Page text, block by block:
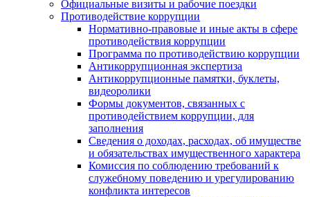
Официальные визиты и рабочие поездки
Противодействие коррупции
Нормативно-правовые и иные акты в сфере
противодействия коррупции
Программа по противодействию коррупции
Антикоррупционная экспертиза
Антикоррупционные памятки, буклеты,
видеоролики
Формы документов, связанных с
противодействием коррупции, для
заполнения
Сведения о доходах, расходах, об имуществе
и обязательствах имущественного характера
Комиссия по соблюдению требований к
служебному поведению и урегулированию
конфликта интересов